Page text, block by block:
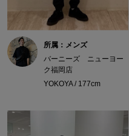
所属：メンズ
バーニーズ ニューヨー
ク福岡店
YOKOYA / 177cm